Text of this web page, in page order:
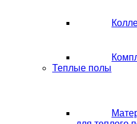
Теплые полы